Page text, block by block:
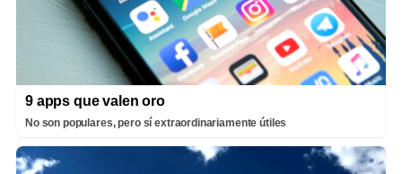
9 apps que valen oro
No son populares, pero sí extraordinariamente útiles